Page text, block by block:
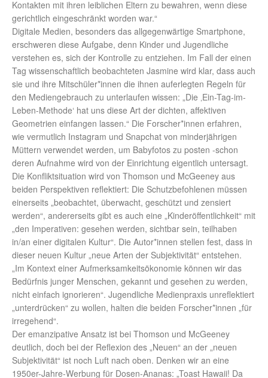
Kontakten mit ihren leiblichen Eltern zu bewahren, wenn diese
gerichtlich eingeschränkt worden war.“
Digitale Medien, besonders das allgegenwärtige Smartphone,
erschweren diese Aufgabe, denn Kinder und Jugendliche
verstehen es, sich der Kontrolle zu entziehen. Im Fall der einen
Tag wissenschaftlich beobachteten Jasmine wird klar, dass auch
sie und ihre Mitschüler*innen die ihnen auferlegten Regeln für
den Mediengebrauch zu unterlaufen wissen: „Die ‚Ein-Tag-im-
Leben-Methode‘ hat uns diese Art der dichten, affektiven
Geometrien einfangen lassen.“ Die Forscher*innen erfahren,
wie vermutlich Instagram und Snapchat von minderjährigen
Müttern verwendet werden, um Babyfotos zu posten -schon
deren Aufnahme wird von der Einrichtung eigentlich untersagt.
Die Konfliktsituation wird von Thomson und McGeeney aus
beiden Perspektiven reflektiert: Die Schutzbefohlenen müssen
einerseits „beobachtet, überwacht, geschützt und zensiert
werden“, andererseits gibt es auch eine „Kinderöffentlichkeit“ mit
„den Imperativen: gesehen werden, sichtbar sein, teilhaben
in/an einer digitalen Kultur“. Die Autor*innen stellen fest, dass in
dieser neuen Kultur „neue Arten der Subjektivität“ entstehen.
„Im Kontext einer Aufmerksamkeitsökonomie können wir das
Bedürfnis junger Menschen, gekannt und gesehen zu werden,
nicht einfach ignorieren“. Jugendliche Medienpraxis unreflektiert
„unterdrücken“ zu wollen, halten die beiden Forscher*innen „für
irregehend“.
Der emanzipative Ansatz ist bei Thomson und McGeeney
deutlich, doch bei der Reflexion des „Neuen“ an der „neuen
Subjektivität“ ist noch Luft nach oben. Denken wir an eine
1950er-Jahre-Werbung für Dosen-Ananas: „Toast Hawaii! Da